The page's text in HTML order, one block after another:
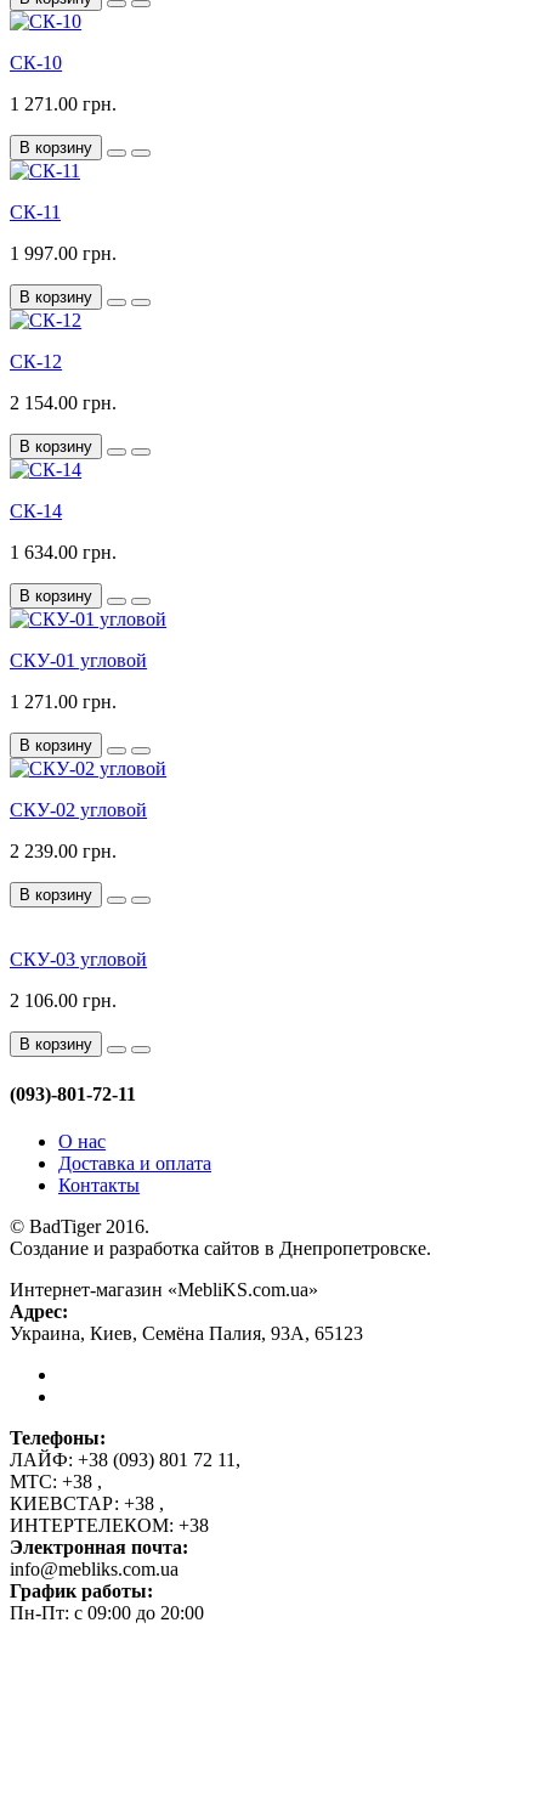
СК-10
1 271.00 грн.
В корзину
СК-11
1 997.00 грн.
В корзину
СК-12
2 154.00 грн.
В корзину
СК-14
1 634.00 грн.
В корзину
СКУ-01 угловой
1 271.00 грн.
В корзину
СКУ-02 угловой
2 239.00 грн.
В корзину
СКУ-03 угловой
2 106.00 грн.
В корзину
(093)-801-72-11
О нас
Доставка и оплата
Контакты
© BadTiger 2016.
Создание и разработка сайтов в Днепропетровске.
Интернет-магазин «MebliKS.com.ua»
Адрес:
Украина, Киев, Семёна Палия, 93А, 65123
Телефоны:
ЛАЙФ: +38 (093) 801 72 11 ,
МТС: +38 ,
КИЕВСТАР: +38 ,
ИНТЕРТЕЛЕКОМ: +38
Электронная почта:
info@mebliks.com.ua
График работы:
Пн-Пт: с 09:00 до 20:00